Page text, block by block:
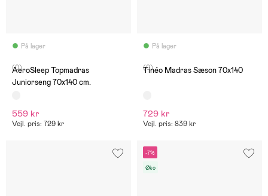
På lager
(0)
AeroSleep Topmadras
Juniorseng 70x140 cm.
559 kr
Vejl. pris: 729 kr
På lager
(0)
Tinéo Madras Sæson 70x140
729 kr
Vejl. pris: 839 kr
-7%
Øko